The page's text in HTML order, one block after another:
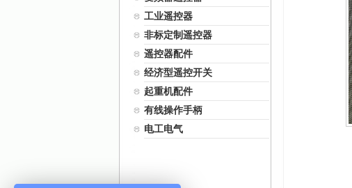
工业遥控器
非标定制遥控器
遥控器配件
经济型遥控开关
起重机配件
有线操作手柄
电工电气